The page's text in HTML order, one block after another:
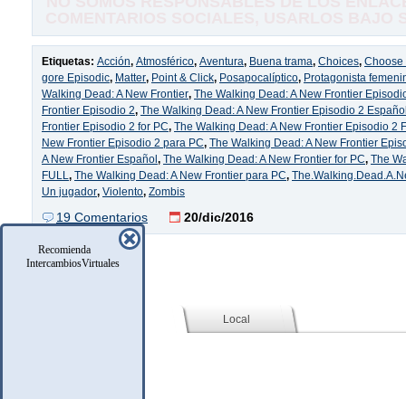
Recomienda
IntercambiosVirtuales
Etiquetas: Acción, Atmosférico, Aventura, Buena trama, Choices, Choose
gore Episodic, Matter, Point & Click, Posapocalíptico, Protagonista
Walking Dead: A New Frontier, The Walking Dead: A New Frontier
Frontier Episodio 2, The Walking Dead: A New Frontier Episodio 2
Frontier Episodio 2 for PC, The Walking Dead: A New Frontier Episodio 2
New Frontier Episodio 2 para PC, The Walking Dead: A New Frontier
A New Frontier Español , The Walking Dead: A New Frontier for PC, The
FULL, The Walking Dead: A New Frontier para PC,
Un jugador, Violento, Zombis
19 Comentarios 20/dic/2016
Local